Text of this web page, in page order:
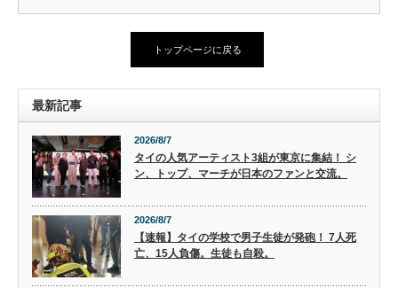
トップページに戻る
最新記事
2026/8/7
タイの人気アーティスト3組が東京に集結！ シ
ン、トップ、マーチが日本のファンと交流。
2026/8/7
【速報】タイの学校で男子生徒が発砲！ 7人死
亡、15人負傷。生徒も自殺。